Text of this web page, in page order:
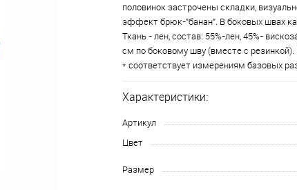
половинок застрочены складки,
эффект брюк-"банан". В боковых швах
Ткань - лен, состав: 55%-лен, 45%-
см по боковому шву (вместе с
* соответствует измерениям базовых
Характеристики:
Артикул
Цвет
Размер